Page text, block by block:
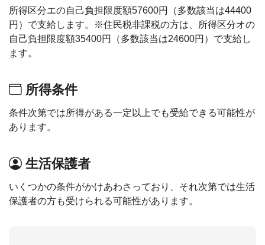
所得区分エの自己負担限度額57600円（多数該当は44400
円）で支給します。※住民税非課税の方は、所得区分オの
自己負担限度額35400円（多数該当は24600円）で支給し
ます。
所得条件
条件次第では所得がある一定以上でも受給できる可能性が
あります。
生活保護者
いくつかの条件がかけあわさっており、それ次第では生活
保護者の方も受けられる可能性があります。